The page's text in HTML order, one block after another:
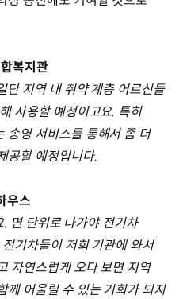
복지관
단 지역 내 취약 계층 어르신들
사용할 예정이고요. 특히
송영 서비스를 통해서 좀 더
공할 예정입니다.
우스
면 단위로 나가야 전기차
기차들이 저희 기관에 와서
자연스럽게 오다 보면 지역
께 어울릴 수 있는 기회가 되지